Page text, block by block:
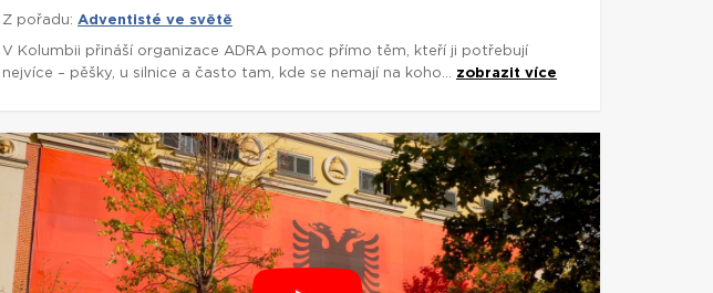
Z pořadu: Adventisté ve světě
V Kolumbii přináší organizace ADRA pomoc přímo těm, kteří ji potřebují
nejvíce – pěšky, u silnice a často tam, kde se nemají na koho... zobrazit více